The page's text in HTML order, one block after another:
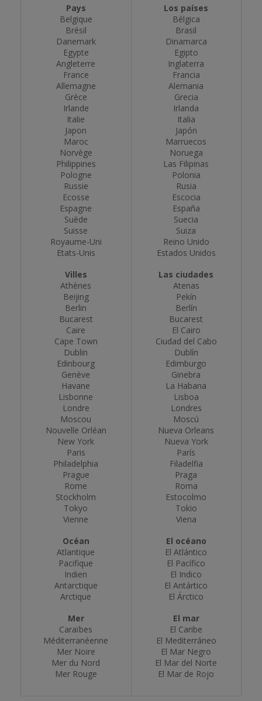
Pays
Belgique
Brésil
Danemark
Egypte
Angleterre
France
Allemagne
Grèce
Irlande
Italie
Japon
Maroc
Norvège
Philippines
Pologne
Russie
Ecosse
Espagne
Suède
Suisse
Royaume-Uni
Etats-Unis
Villes
Athènes
Beijing
Berlin
Bucarest
Caire
Cape Town
Dublin
Edinbourg
Genève
Havane
Lisbonne
Londre
Moscou
Nouvelle Orléan
New York
Paris
Philadelphia
Prague
Rome
Stockholm
Tokyo
Vienne
Océan
Atlantique
Pacifique
Indien
Antarctique
Arctique
Mer
Caraïbes
Méditerranéenne
Mer Noire
Mer du Nord
Mer Rouge
Los países
Bélgica
Brasil
Dinamarca
Egipto
Inglaterra
Francia
Alemania
Grecia
Irlanda
Italia
Japón
Marruecos
Noruega
Las Filipinas
Polonia
Rusia
Escocia
España
Suecia
Suiza
Reino Unido
Estados Unidos
Las ciudades
Atenas
Pekín
Berlín
Bucarest
El Cairo
Ciudad del Cabo
Dublín
Edimburgo
Ginebra
La Habana
Lisboa
Londres
Moscú
Nueva Orleans
Nueva York
París
Filadelfia
Praga
Roma
Estocolmo
Tokio
Viena
El océano
El Atlántico
El Pacífico
El Indico
El Antártico
El Árctico
El mar
El Caribe
El Mediterráneo
El Mar Negro
El Mar del Norte
El Mar de Rojo